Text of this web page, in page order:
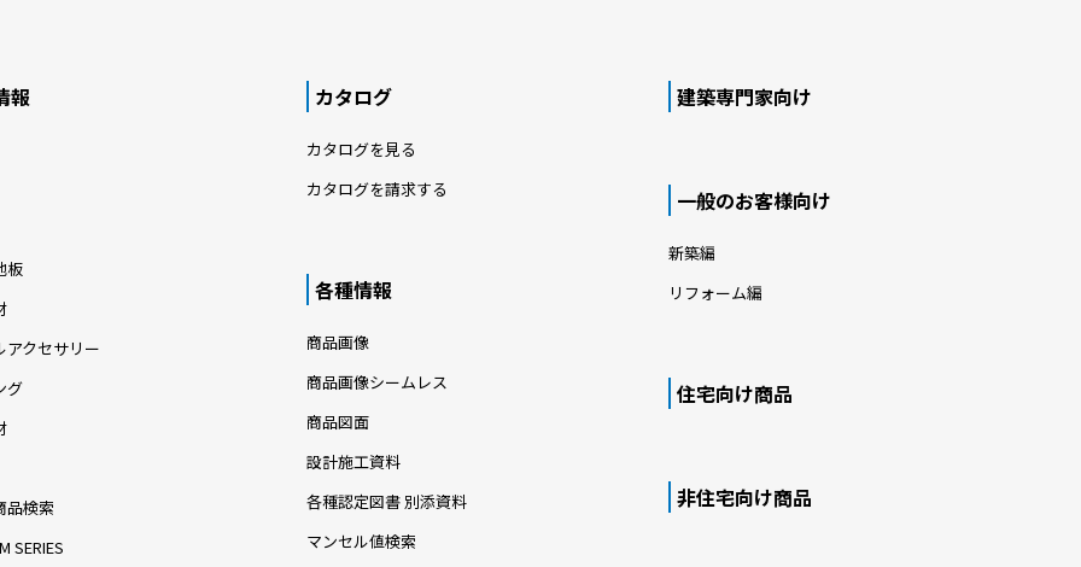
報
板
アクセサリー
グ
品検索
SERIES
カタログ
カタログを見る
カタログを請求する
各種情報
商品画像
商品画像シームレス
商品図面
設計施工資料
各種認定図書 別添資料
マンセル値検索
建築専門家向け
一般のお客様向け
新築編
リフォーム編
住宅向け商品
非住宅向け商品